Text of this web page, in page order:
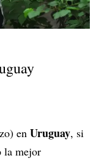
en Uruguay, si
la mejor